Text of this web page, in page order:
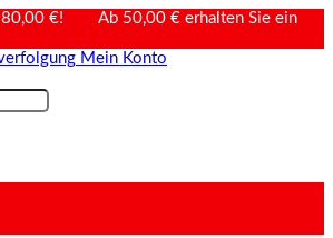
80,00 €! Ab 50,00 € erhalten Sie ein
Mein Konto